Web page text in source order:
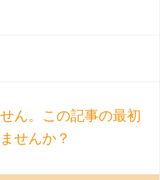
ん。この記事の最初
せんか？